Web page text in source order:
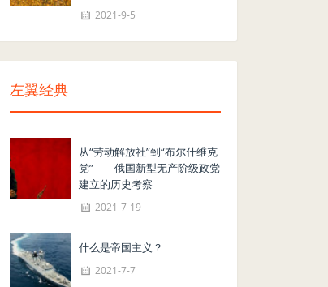
2021-9-5
左翼经典
从“劳动解放社”到“布尔什维克
党”——俄国新型无产阶级政党
建立的历史考察
2021-7-19
什么是帝国主义？
2021-7-7